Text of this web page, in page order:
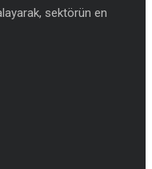
sektörün en